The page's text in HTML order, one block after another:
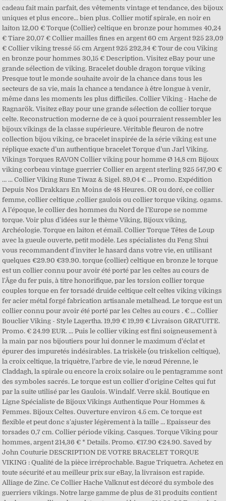
cadeau fait main parfait, des vêtements vintage et tendance, des bijoux
uniques et plus encore... bien plus. Collier motif spirale, en noir en
laiton 12,00 € Torque (Collier) celtique en bronze pour hommes 40,24
€ Tiare 20,07 € Collier mailles fines en argent 60 cm Argent 925 23,09
€ Collier viking tressé 55 cm Argent 925 292,34 € Tour de cou Viking
en bronze pour hommes 30,15 € Description. Visitez eBay pour une
grande sélection de viking. Bracelet double dragon torque viking
Presque tout le monde souhaite avoir de la chance dans tous les
secteurs de sa vie, mais la chance a tendance à être longue à venir,
même dans les moments les plus difficiles. Collier Viking - Hache de
Ragnarök. Visitez eBay pour une grande sélection de collier torque
celte. Reconstruction moderne de ce à quoi pourraient ressembler les
bijoux vikings de la classe supérieure. Véritable fleuron de notre
collection bijou viking, ce bracelet inspirée de la série viking est une
réplique exacte d’un authentique bracelet Torque d’un Jarl Viking.
Vikings Torques RAVON Collier viking pour homme Ø 14,8 cm Bijoux
viking corbeau vintage guerrier Collier en argent sterling 925 547,90 €
… ... Collier Viking Rune Tiwaz & Sigel. 89,04 € … Promo. Expédition
Depuis Nos Drakkars En Moins de 48 Heures. OR ou doré, ce collier
femme, collier celtique ,collier gaulois ou collier torque viking. ogams.
A l’époque, le collier des hommes du Nord de l’Europe se nomme
torque. Voir plus d'idées sur le thème Viking, Bijoux viking,
Archéologie. Torque en laiton et émail. Collier Torque Têtes de Loup
avec la gueule ouverte, petit modèle. Les spécialistes du Feng Shui
vous recommandent d'inviter le hasard dans votre vie, en utilisant
quelques €29.90 €39.90. torque (collier) celtique en bronze le torque
est un collier connu pour avoir été porté par les celtes au cours de
l'Âge du fer puis, à titre honorifique, par les torsion collier torque
couples torque en fer torsadé druide celtique celt celtes viking vikings
fer acier métal forgé fabrication artisanale metalhead. Le torque est un
collier connu pour avoir été porté par les Celtes au cours . € ... Collier
Bouclier Viking - Style Lagertha. 19,99 € 19,99 € Livraison GRATUITE.
Promo. € 24.99 EUR. ... Puis le collier viking est fini soigneusement à
la main par nos bijoutiers pour lui donner le maximum d’éclat et
épurer des impuretés indésirables. La triskèle (ou triskelion celtique),
la croix celtique, la triquètre, l’arbre de vie, le nœud Pérenne, le
Claddagh, la spirale ou encore la croix solaire ou le pentagramme sont
des symboles sacrés. Le torque est un collier d'origine Celtes qui fut
par la suite utilisé par les Gaulois. Windalf. Verre skål. Boutique en
Ligne Spécialiste de Bijoux Vikings Authentique Pour Hommes &
Femmes. Bijoux Celtes. Ouverture environ 4.5 cm. Ce torque est
flexible et peut donc s'ajuster légèrement à la taille … Epaisseur des
torsades 0,7 cm. Collier période viking. Casques. Torque Viking pour
hommes, argent 214,36 € * Details. Promo. €17.90 €24.90. Saved by
John Couturie DESCRIPTION DE VOTRE BRACELET TORQUE
VIKING : Qualité de la pièce irréprochable. Bague Triquetra. Achetez en
toute sécurité et au meilleur prix sur eBay, la livraison est rapide.
Alliage de Zinc. Ce Collier Hache Valknut est décoré du symbole des
guerriers vikings. Notre large gamme de plus de 31 produits contient